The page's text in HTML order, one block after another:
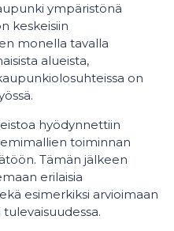
ympäristönä
keskeisiin
monella tavalla
alueista,
on
hyödynnettiin
toiminnan
Tämän jälkeen
erilaisia
esimerkiksi arvioimaan